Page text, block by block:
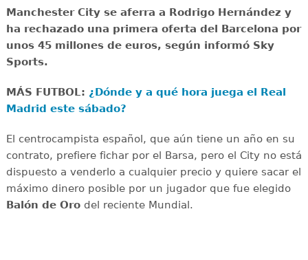
Manchester City se aferra a Rodrigo Hernández y
ha rechazado una primera oferta del Barcelona por
unos 45 millones de euros, según informó Sky
Sports.
MÁS FUTBOL: ¿Dónde y a qué hora juega el Real
Madrid este sábado?
El centrocampista español, que aún tiene un año en su
contrato, prefiere fichar por el Barsa, pero el City no está
dispuesto a venderlo a cualquier precio y quiere sacar el
máximo dinero posible por un jugador que fue elegido
Balón de Orodel reciente Mundial.